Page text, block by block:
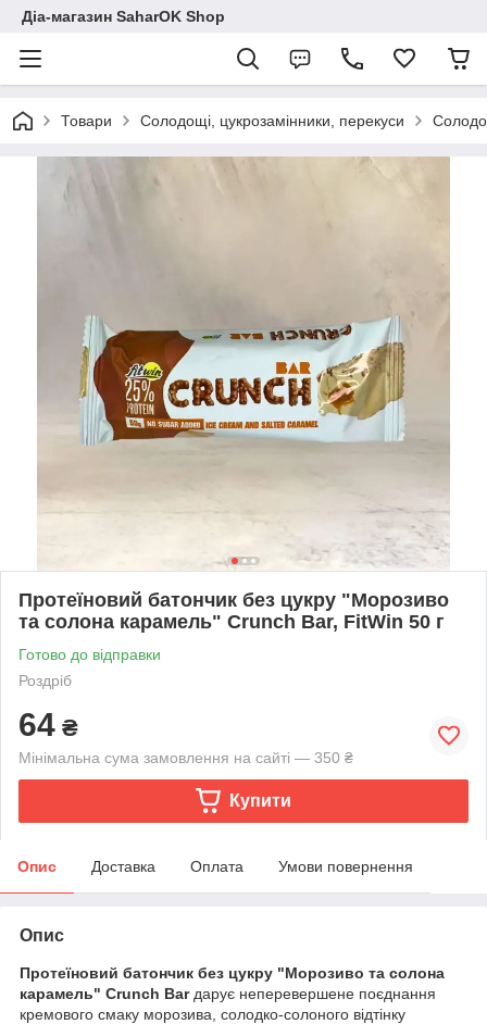
Діа-магазин SaharOK Shop
Товари Солодощі, цукрозамінники, перекуси
Протеїновий батончик без цукру "Морозиво
та солона карамель" Crunch Bar, FitWin 50 г
Готово до відправки
Роздріб
64 ₴
Мінімальна сума замовлення на сайті — 350 ₴
Купити
Опис Доставка Оплата Умови повернення
Опис
Протеїновий батончик без цукру "Морозиво та солона
карамель" Crunch Barдарує неперевершене поєднання
кремового смаку морозива, солодко-солоного відтінку